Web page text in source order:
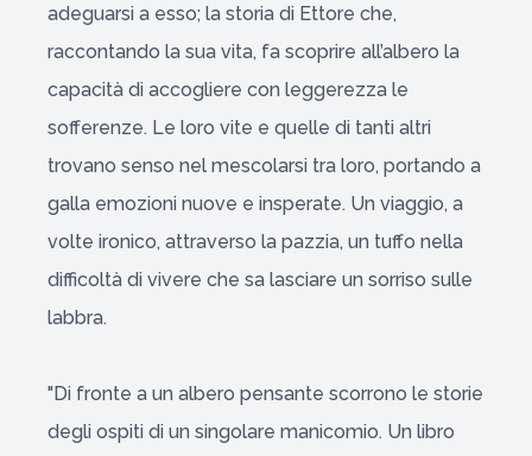
adeguarsi a esso; la storia di Ettore che,
raccontando la sua vita, fa scoprire all’albero la
capacità di accogliere con leggerezza le
sofferenze. Le loro vite e quelle di tanti altri
trovano senso nel mescolarsi tra loro, portando a
galla emozioni nuove e insperate. Un viaggio, a
volte ironico, attraverso la pazzia, un tuffo nella
difficoltà di vivere che sa lasciare un sorriso sulle
labbra.
"Di fronte a un albero pensante scorrono le storie
degli ospiti di un singolare manicomio. Un libro